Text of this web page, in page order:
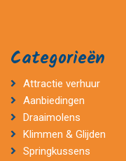
Categorieën
Attractie verhuur
Aanbiedingen
Draaimolens
Klimmen & Glijden
Springkussens